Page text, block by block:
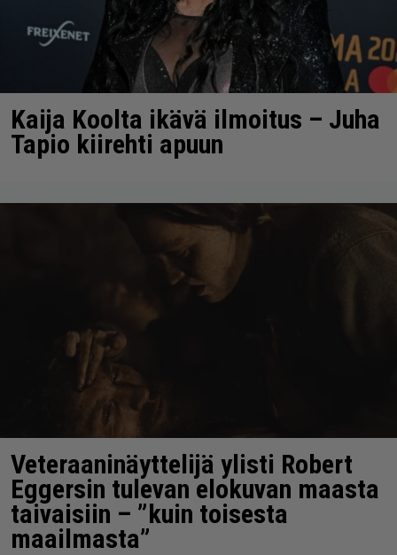
Kaija Koolta ikävä ilmoitus – Juha
Tapio kiirehti apuun
Veteraaninäyttelijä ylisti Robert
Eggersin tulevan elokuvan maasta
taivaisiin – ”kuin toisesta
maailmasta”